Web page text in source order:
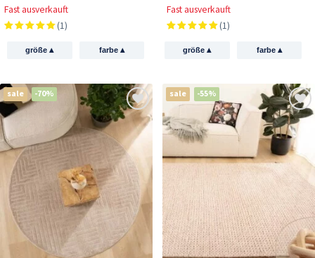
Fast ausverkauft
(1)
größe▴ farbe ▴
Fast ausverkauft
(1)
größe▴ farbe ▴
sale -70% sale -55%